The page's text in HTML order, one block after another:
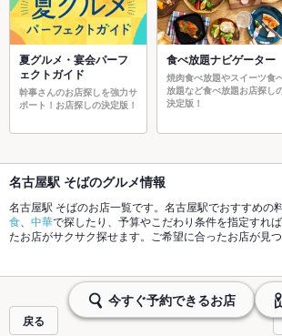
夏グルメ・宴会パーフ
ェクトガイド
幹事さんのお店探しを強力サ
ポート！お店探しの決定版！
食べ放題ナビゲーター
焼肉食べ放題やスイーツ食
放題など食べ放題お店探し
決定版！
名古屋駅 そばのグルメ情報
名古屋駅 そばのお店一覧です。名古屋駅でおすすめの
食
中華で探したり、予算やこだわり条件を指定すれ
たお店がサクサク探せます。ご希望に合ったお店が見
い。ホットペッパーグルメなら、お得なクーポンはも
ーからあげ、お茶漬け、手羽先や季節のおすすめ料理
ご紹介しているので安心！24時間使える簡単便利なネ
拡大中です。友達どうしの飲み会にも、会社の宴会に
にもお得に便利にホットペッパーグルメをご利用くだ
戻る
今すぐ予約できるお店